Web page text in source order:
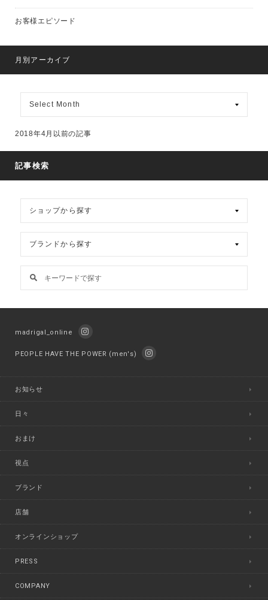
お客様エピソード
月別アーカイブ
ア
カ
2018年4月以前の記事
記事検索
madrigal_online
PEOPLE HAVE THE POWER (men's)
お知らせ
日々
おまけ
視点
ブランド
店舗
オンラインショップ
PRESS
COMPANY